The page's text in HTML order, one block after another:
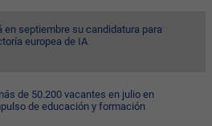
en septiembre su candidatura para
europea de IA
de 50.200 vacantes en julio en
de educación y formación